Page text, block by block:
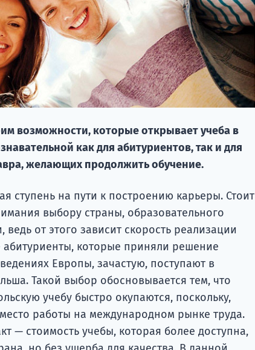
возможности, которые открывает учеба в
как для абитуриентов, так и для
желающих продолжить обучение.
ступень на пути к построению карьеры. Стоит
выбору страны, образовательного
от этого зависит скорость реализации
абитуриенты, которые приняли решение
Европы, зачастую, поступают в
Такой выбор обосновывается тем, что
учебу быстро окупаются, поскольку,
работы на международном рынке труда.
— стоимость учебы, которая более доступна,